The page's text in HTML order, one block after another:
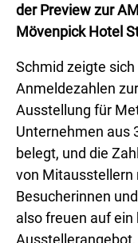
der Preview zur
Mövenpick Hotel
Schmid zeigte
Anmeldezahlen
Ausstellung für
Unternehmen aus
belegt, und die
von Mitausstellern
Besucherinnen
also freuen auf